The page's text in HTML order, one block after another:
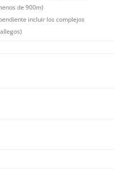
de 900m)
incluir los complejos